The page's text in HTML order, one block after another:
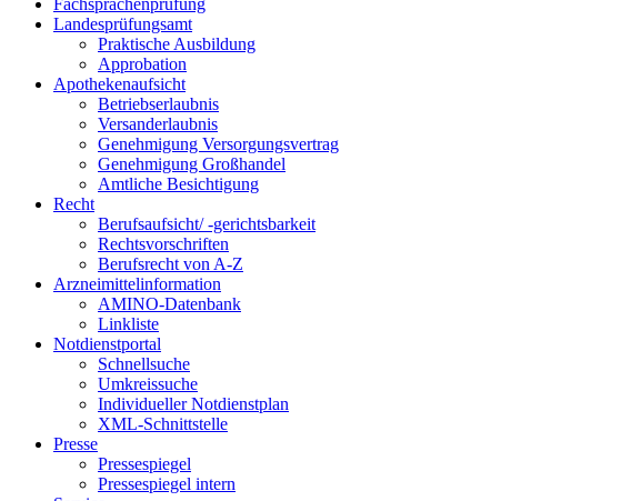
Fachsprachenprüfung
Landesprüfungsamt
Praktische Ausbildung
Approbation
Apothekenaufsicht
Betriebserlaubnis
Versanderlaubnis
Genehmigung Versorgungsvertrag
Genehmigung Großhandel
Amtliche Besichtigung
Recht
Berufsaufsicht/ -gerichtsbarkeit
Rechtsvorschriften
Berufsrecht von A-Z
Arzneimittelinformation
AMINO-Datenbank
Linkliste
Notdienstportal
Schnellsuche
Umkreissuche
Individueller Notdienstplan
XML-Schnittstelle
Presse
Pressespiegel
Pressespiegel intern